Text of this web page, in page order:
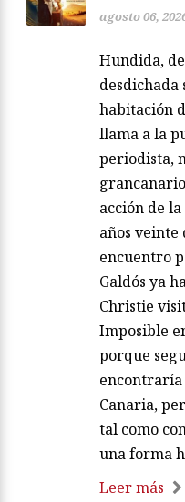
agosto 06,
Hundida,
desdichada
habitación
llama a la
periodista,
acción de
años veinte
encuentro
Galdós ya
Christie
Imposible
porque
encontraría
Canaria,
tal como
una forma
Leer más